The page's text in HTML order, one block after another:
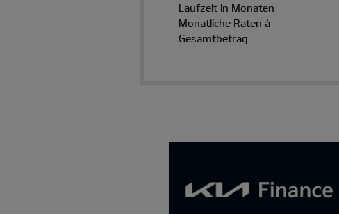
Laufzeit in Monaten
Monatliche Raten à
Gesamtbetrag